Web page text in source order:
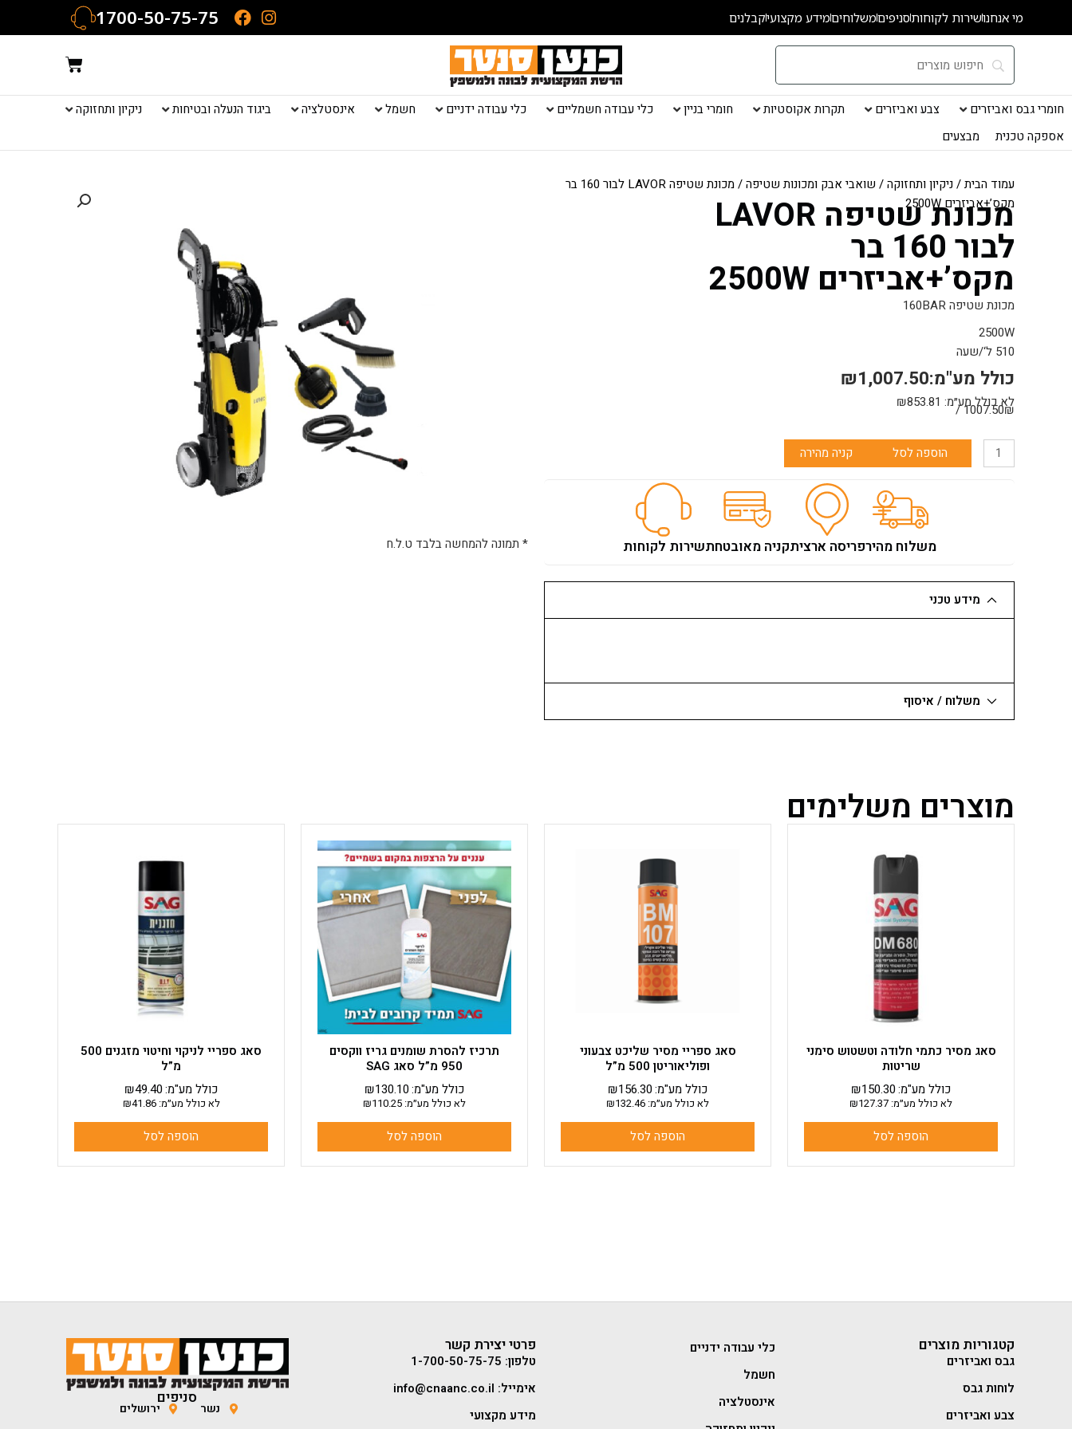
מי אנחנושירות לקוחותסניפיםמשלוחיםמידע מקצועיקבלנים 1700-50-75-75
עגלת
קניות
חומרי גבס ואביזרים צבע ואביזרים תקרות אקוסטיות חומרי בניין כלי עבודה חשמליים כלי עבודה ידניים חשמל אינסטלציה ביגוד הנעלה ובטיחות
ניקיון ותחזוקה
אספקה טכנית
מבצעים
עמוד הבית/ניקיון ותחזוקה/ שואבי אבק ומכונות שטיפה
/ מכונת שטיפה LAVOR לבור 160 בר
מקס’+אביזרים 2500W
מכונת שטיפה LAVOR
לבור 160 בר
מקס’+אביזרים 2500W
מכונת שטיפה 160BAR
2500W
510 ל‘/שעה
₪1,007.50כולל מע"מ:
לא כולל מע״מ: ₪853.81
1007.50₪ /
כמות
מקס'+אביזרים
הוספה לסל קניה מהירה
משלוח מהירפריסה ארציתקניה מאובטחתשירות לקוחות
מידע טכני
משלוח / איסוף
* תמונה להמחשה בלבד ט.ל.ח
מוצרים משלימים
סאג מסיר כתמי חלודה וטשטוש סימני
שריטות
₪150.30כולל מע"מ:
לא כולל מע״מ: ₪127.37
הוספה לסל
סאג ספריי מסיר שליכט צבעוני
ופוליאוריטן 500 מ”ל
₪156.30כולל מע"מ:
לא כולל מע״מ: ₪132.46
הוספה לסל
תרכיז להסרת שומנים גריז ווקסים
950 מ”ל סאג SAG
₪130.10כולל מע"מ:
לא כולל מע״מ: ₪110.25
הוספה לסל
סאג ספריי לניקוי וחיטוי מזגנים 500
מ”ל
₪49.40כולל מע"מ:
לא כולל מע״מ: ₪41.86
הוספה לסל
קטגוריות מוצרים
גבס ואביזרים
לוחות גבס
צבע ואביזרים
כלי עבודה ידניים
חשמל
אינסטלציה
פרטי יצירת קשר
טלפון: 1-700-50-75-75
אימייל: info@cnaanc.co.il
מידע מקצועי
סניפים
נשר
ירושלים